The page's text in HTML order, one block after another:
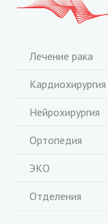
Лечение рака
Кардиохирургия
Нейрохирургия
Ортопедия
ЭКО
Отделения